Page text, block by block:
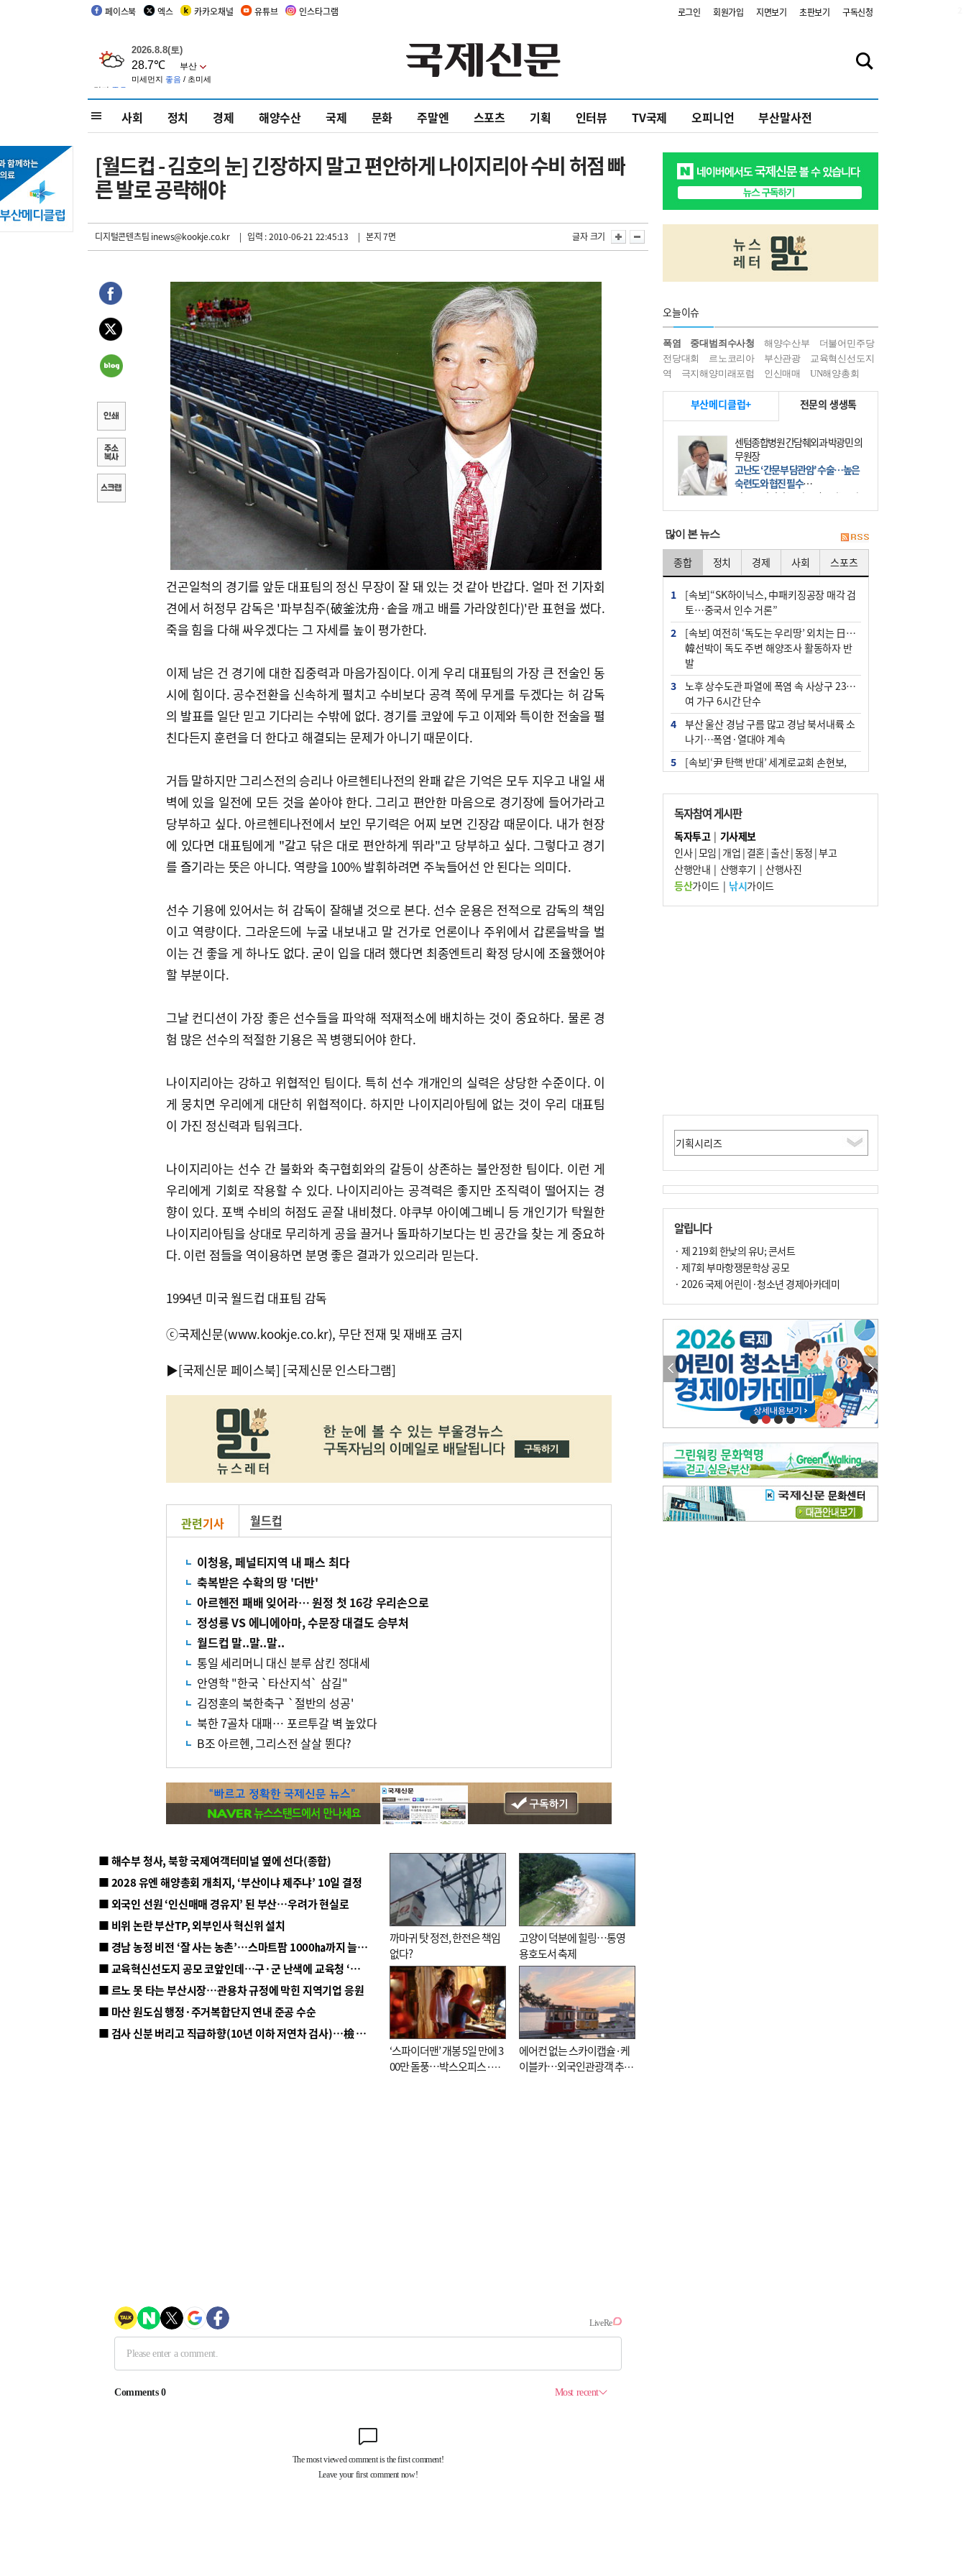
페이스북 엑스 카카오채널 유튜브 인스타그램 로그인 회원가입 지면보기 초판보기 구독신청
사회 정치 경제 해양수산 국제 문화 주말엔 스포츠 기획 인터뷰 TV국제 오피니언 부산말사전
[월드컵 - 김호의 눈] 긴장하지 말고 편안하게 나이지리아 수비 허점 빠
른 발로 공략해야
디지털콘텐츠팀 inews@kookje.co.kr | 입력 : 2010-06-21 22:45:13 | 본지 7면 글자 크기
건곤일척의 경기를 앞둔 대표팀의 정신 무장이 잘 돼 있는 것 같아 반갑다. 얼마 전 기자회
견에서 허정무 감독은 '파부침주(破釜沈舟·솥을 깨고 배를 가라앉힌다)'란 표현을 썼다.
죽을 힘을 다해 싸우겠다는 그 자세를 높이 평가한다.
이제 남은 건 경기에 대한 집중력과 마음가짐이다. 이게 우리 대표팀의 가장 큰 전술인 동
시에 힘이다. 공수전환을 신속하게 펼치고 수비보다 공격 쪽에 무게를 두겠다는 허 감독
의 발표를 일단 믿고 기다리는 수밖에 없다. 경기를 코앞에 두고 이제와 특이한 전술을 펼
친다든지 훈련을 더 한다고 해결되는 문제가 아니기 때문이다.
거듭 말하지만 그리스전의 승리나 아르헨티나전의 완패 같은 기억은 모두 지우고 내일 새
벽에 있을 일전에 모든 것을 쏟아야 한다. 그리고 편안한 마음으로 경기장에 들어가라고
당부하고 싶다. 아르헨티나전에서 보인 무기력은 어찌 보면 긴장감 때문이다. 내가 현장
에 있다면 대표팀에게 "갈고 닦은 대로 편안하게 뛰라"고 당부하고 싶다. 그렇다고 경기
를 즐기라는 뜻은 아니다. 역량을 100% 발휘하려면 주눅들어선 안 된다는 의미다.
선수 기용에 있어서는 허 감독이 잘해낼 것으로 본다. 선수 운용은 전적으로 감독의 책임
이고 역량이다. 그라운드에 누굴 내보내고 말 건가로 언론이나 주위에서 갑론을박을 벌
이는 건 좋을 게 하나도 없다. 굳이 입을 대려 했다면 최종엔트리 확정 당시에 조율했어야
할 부분이다.
그날 컨디션이 가장 좋은 선수들을 파악해 적재적소에 배치하는 것이 중요하다. 물론 경
험 많은 선수의 적절한 기용은 꼭 병행되어야 한다.
나이지리아는 강하고 위협적인 팀이다. 특히 선수 개개인의 실력은 상당한 수준이다. 이
게 뭉치면 우리에게 대단히 위협적이다. 하지만 나이지리아팀에 없는 것이 우리 대표팀
이 가진 정신력과 팀워크다.
나이지리아는 선수 간 불화와 축구협회와의 갈등이 상존하는 불안정한 팀이다. 이런 게
우리에게 기회로 작용할 수 있다. 나이지리아는 공격력은 좋지만 조직력이 떨어지는 경
향이 있다. 포백 수비의 허점도 곧잘 내비쳤다. 야쿠부 아이예그베니 등 개인기가 탁월한
나이지리아팀을 상대로 무리하게 공을 끌거나 돌파하기보다는 빈 공간을 찾는 게 중요하
다. 이런 점들을 역이용하면 분명 좋은 결과가 있으리라 믿는다.
1994년 미국 월드컵 대표팀 감독
ⓒ국제신문(www.kookje.co.kr), 무단 전재 및 재배포 금지
▶[국제신문 페이스북] [국제신문 인스타그램]
관련기사 월드컵
이청용, 페널티지역 내 패스 최다
축복받은 수확의 땅 '더반'
아르헨전 패배 잊어라… 원정 첫 16강 우리손으로
정성룡 VS 에니에아마, 수문장 대결도 승부처
월드컵 말..말..말..
통일 세리머니 대신 분루 삼킨 정대세
안영학 "한국 `타산지석` 삼길"
김정훈의 북한축구 `절반의 성공'
북한 7골차 대패… 포르투갈 벽 높았다
B조 아르헨, 그리스전 살살 뛴다?
■ 해수부 청사, 북항 국제여객터미널 옆에 선다(종합)
■ 2028 유엔 해양총회 개최지, ‘부산이냐 제주냐’ 10일 결정
■ 외국인 선원 ‘인신매매 경유지’ 된 부산…우려가 현실로
■ 비위 논란 부산TP, 외부인사 혁신위 설치
■ 경남 농정 비전 ‘잘 사는 농촌’…스마트팜 1000㏊까지 늘린다
■ 교육혁신선도지 공모 코앞인데…구·군 난색에 교육청 ‘쩔쩔’
■ 르노 못 타는 부산시장…관용차 규정에 막힌 지역기업 응원
■ 마산 원도심 행정·주거복합단지 연내 준공 수순
■ 검사 신분 버리고 직급하향(10년 이하 저연차 검사)…檢 중수청행 기피
까마귀 탓 정전, 한전은 책임
없다?
고양이 덕분에 힐링…통영
용호도서 축제
‘스파이더맨’ 개봉 5일 만에 3
00만 돌풍…박스오피스·예
에어컨 없는 스카이캡슐·케
이블카…외국인관광객 추억
오늘이슈
폭염 중대범죄수사청 해양수산부
더불어민주당
전당대회
르노코리아 부산관광
교육혁신선도지
역
극지해양미래포럼 인신매매 UN해양총회
부산메디클럽+ 전문의 생생톡
센텀종합병원 간담췌외과 박광민 의
무원장
고난도 ‘간문부 담관암’ 수술…높은
숙련도와 협진 필수
간문부 담관암(클라츠킨 종양)은 좌
우 간에서 나오는, 담관(담즙 배출 경
部)’에 생기는 악성 종양이다. 간동맥
문맥 림프절 담
많이 본 뉴스
종합 정치 경제 사회 스포츠
1
[속보]“SK하이닉스, 中패키징공장 매각 검
토…중국서 인수 거론”
2
[속보] 여전히 ‘독도는 우리땅’ 외치는 日…
韓선박이 독도 주변 해양조사 활동하자 반
발
3
노후 상수도관 파열에 폭염 속 사상구 2300
여 가구 6시간 단수
4
부산 울산 경남 구름 많고 경남 북서내륙 소
나기…폭염·열대야 계속
5
[속보]‘尹 탄핵 반대’ 세계로교회 손현보,
군사기밀 유출자 색출 지시
7
부산 주유소 휘발유 평균가 ℓ당 1849원…
전주보다 3원 ↓
8
[속보] ‘심판 성접대’ 논란 축구협회 공식 사
과…“현재는 부적절 행위 없어”
독자참여 게시판
독자투고| 기사제보
인사|모임 | 개업 | 결혼|출산|동정 |부고
산행안내 | 산행후기 | 산행사진
등산가이드| 낚시가이드
알립니다
· 제 219회 한낮의 유U; 콘서트
· 제7회 부마항쟁문학상 공모
· 2026 국제 어린이·청소년 경제아카데미